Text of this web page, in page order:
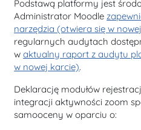
Podstawą platformy jest
Administrator Moodle
narzędzia (otwiera się w
regularnych audytach
waktualny raport z audytu
w nowej karcie).
Deklarację modułów
integracji aktywności zoom
samooceny w oparciu o: